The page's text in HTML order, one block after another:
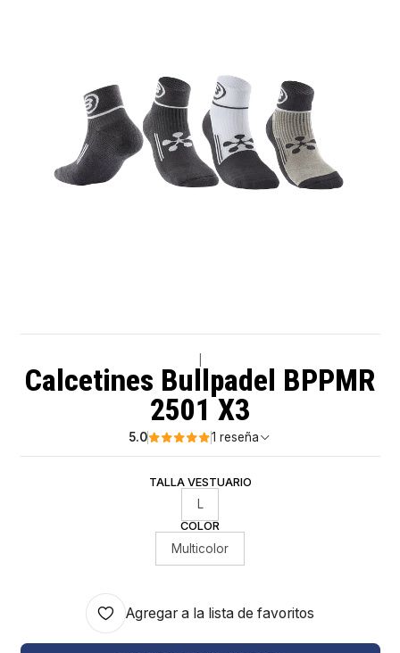
Calcetines Bullpadel BPPMR
2501 X3
5.0 1 reseña
TALLA VESTUARIO
L
COLOR
Multicolor
Agregar a la lista de favoritos